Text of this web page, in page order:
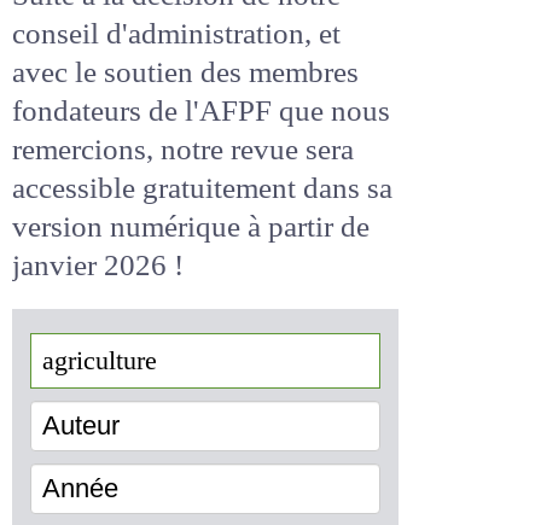
Suite à la décision de notre
conseil d'administration, et
avec le soutien des membres
fondateurs de l'AFPF que nous
remercions, notre revue sera
accessiblegratuitementdans
sa version numérique
de janvier 2026 !
Auteur